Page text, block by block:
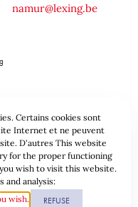
namur@lexing.be
protection & Cookies
Certains cookies sont
Internet et ne peuvent
D'autres This website
for the proper functioning
wish to visit this website.
and analysis:
wish.
REFUSE